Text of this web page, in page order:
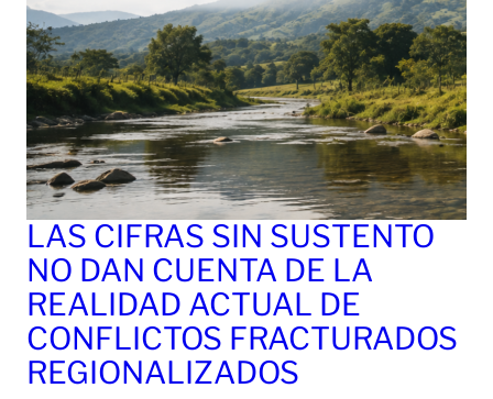
LAS CIFRAS SIN SUSTENTO
NO DAN CUENTA DE LA
REALIDAD ACTUAL DE
CONFLICTOS FRACTURADOS
REGIONALIZADOS